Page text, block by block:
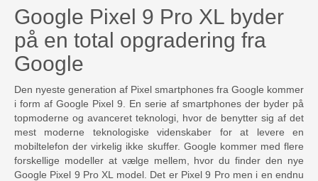
Google Pixel 9 Pro XL byder
på en total opgradering fra
Google
Den nyeste generation af Pixel smartphones fra Google kommer
i form af Google Pixel 9. En serie af smartphones der byder på
topmoderne og avanceret teknologi, hvor de benytter sig af det
mest moderne teknologiske videnskaber for at levere en
mobiltelefon der virkelig ikke skuffer. Google kommer med flere
forskellige modeller at vælge mellem, hvor du finder den nye
Google Pixel 9 Pro XL model. Det er Pixel 9 Pro men i en endnu